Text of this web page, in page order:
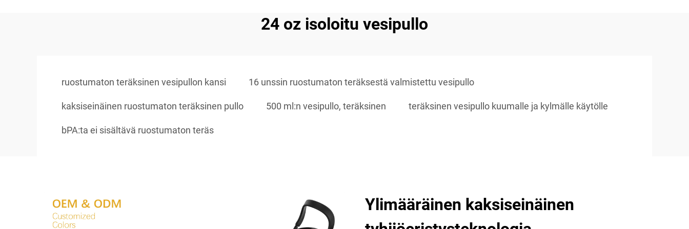
24 oz isoloitu vesipullo
ruostumaton teräksinen vesipullon kansi 16 unssin ruostumaton teräksestä valmistettu vesipullo
kaksiseinäinen ruostumaton teräksinen pullo 500 ml:n vesipullo, teräksinen teräksinen vesipullo kuumalle ja kylmälle käytölle
bPA:ta ei sisältävä ruostumaton teräs
Ylimääräinen kaksiseinäinen